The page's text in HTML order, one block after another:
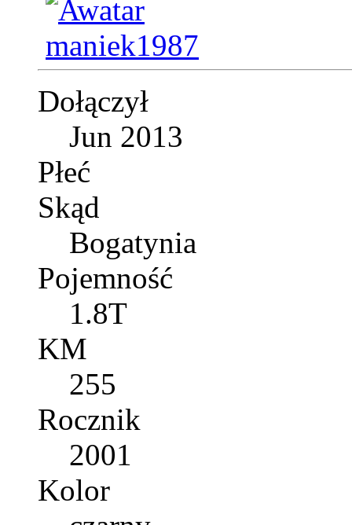
Dołączył
Jun 2013
Płeć
Skąd
Bogatynia
Pojemność
1.8T
KM
255
Rocznik
2001
Kolor